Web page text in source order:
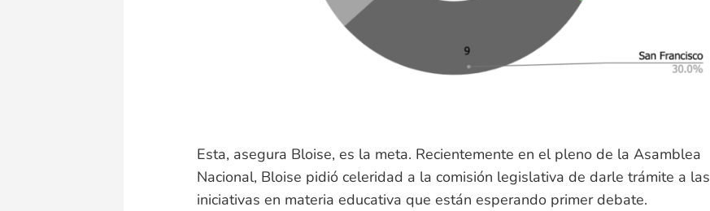
Esta, asegura Bloise, es la meta. Recientemente en el pleno de la Asamblea
Nacional, Bloise pidió celeridad a la comisión legislativa de darle trámite a las
iniciativas en materia educativa que están esperando primer debate.